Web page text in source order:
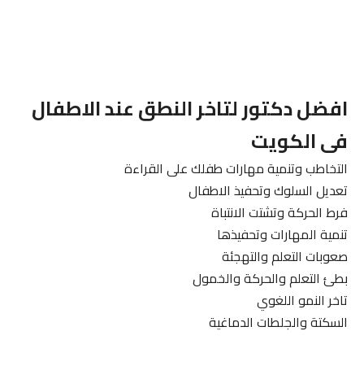
افضل دكتور لتاخر النطق عند الاطفال
فى الكويت
التخاطب وتنمية مهارات طفلك على القراءة
تعديل السلوك وتحفيذ الاطفال
فرط الحركة وتشتت الانتباة
تنمية المهارات وتحفيذها
صعوبات التعلم والتهجئة
بطئ التعلم والحركة والخمول
تاخر النمو اللغوي
السكتة والجلطات الدماغية